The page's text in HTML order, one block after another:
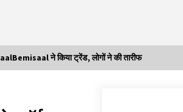
ने किया ट्रेंड, लोगों ने की तारीफ